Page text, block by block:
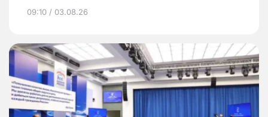
09:10 / 03.08.26